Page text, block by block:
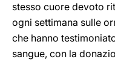
stesso cuore devoto
ogni settimana sulle
che hanno
sangue, con la